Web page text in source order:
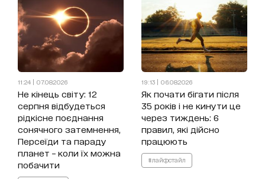
11:24 | 07.08.2026
Не кінець світу: 12
серпня відбудеться
рідкісне поєднання
сонячного затемнення,
Персеїди та параду
планет – коли їх можна
побачити
19:13 | 06.08.2026
Як почати бігати після
35 років і не кинути це
через тиждень: 6
правил, які дійсно
працюють
#лайфстайл